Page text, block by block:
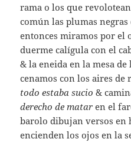
rama o los que
común las plumas
entonces miramos por el
duerme calígula con el
& la eneida en la mesa
cenamos con los aires
todo estaba sucio&
derecho de matar en el
barolo dibujan versos en
encienden los ojos en la